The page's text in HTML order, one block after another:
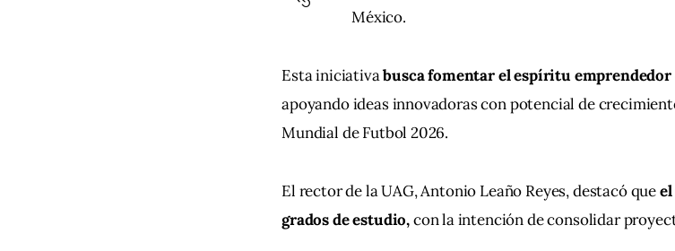
México.
Esta iniciativa busca fomentar el espíritu
apoyando ideas innovadoras con potencial de
Mundial de Futbol 2026.
El rector de la UAG, Antonio Leaño Reyes, destacó que
grados de estudio, con la intención de consolidar